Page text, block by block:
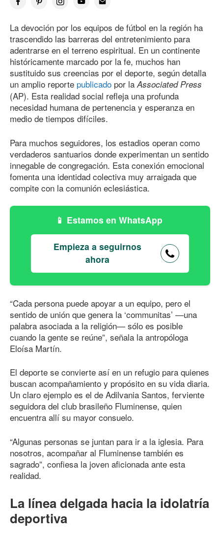
La devoción por los equipos de fútbol en la región ha
trascendido las barreras del entretenimiento para
adentrarse en el terreno espiritual. En un continente
históricamente marcado por la fe, muchos han
sustituido sus creencias por el deporte, según detalla
un amplio reporte publicado por laAssociated Press
(AP). Esta realidad social refleja una profunda
necesidad humana de pertenencia y esperanza en
medio de tiempos difíciles.
Para muchos seguidores, los estadios operan como
verdaderos santuarios donde experimentan un sentido
innegable de congregación. Esta conexión emocional
fomenta una identidad colectiva muy arraigada que
compite con la comunión eclesiástica.
Estamos en WhatsApp
Empieza a seguirnos
ahora
“Cada persona puede apoyar a un equipo, pero el
sentido de unión que genera la ‘communitas’ —una
palabra asociada a la religión— sólo es posible
cuando la gente se reúne”, señala la antropóloga
Eloísa Martín.
El deporte se convierte así en un refugio para quienes
buscan acompañamiento y propósito en su vida diaria.
Un claro ejemplo es el de Adilvania Santos, ferviente
seguidora del club brasileño Fluminense, quien
encuentra allí su mayor consuelo.
“Algunas personas se juntan para ir a la iglesia. Para
nosotros, acompañar al Fluminense también es
sagrado”, confiesa la joven aficionada ante esta
realidad.
La línea delgada hacia la idolatría
deportiva